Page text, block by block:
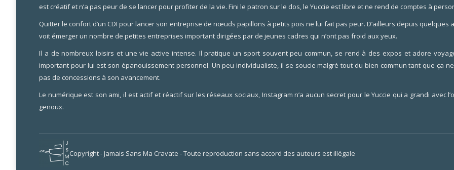
est créatif et n’a pas peur de se lancer pour profiter de la vie. Fini le patron sur le dos, le Yuccie est libre et ne rend de comptes à
Quitter le confort d’un CDI pour lancer son entreprise de nœuds papillons à petits pois ne lui fait pas peur. D’ailleurs depuis quelques
voit émerger un nombre de petites entreprises important dirigées par de jeunes cadres qui n’ont pas froid aux yeux.
Il a de nombreux loisirs et une vie active intense. Il pratique un sport souvent peu commun, se rend à des expos et adore
important pour lui est son épanouissement personnel. Un peu individualiste, il se soucie malgré tout du bien commun tant que ça
pas de concessions à son avancement.
Le numérique est son ami, il est actif et réactif sur les réseaux sociaux, Instagram n’a aucun secret pour le Yuccie qui a grandi avec
genoux.
Copyright - Jamais Sans Ma Cravate - Toute reproduction sans accord des auteurs est illégale